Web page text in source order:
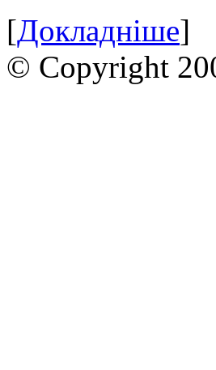
[Докладніше]
© Copyright